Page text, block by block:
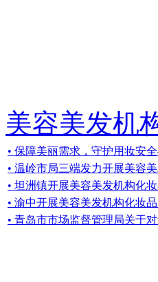
美容美发机
• 保障美丽需求，守护用妆安
• 温岭市局三端发力开展美容
• 坦洲镇开展美容美发机构化
• 渝中开展美容美发机构化妆
• 青岛市市场监督管理局关于